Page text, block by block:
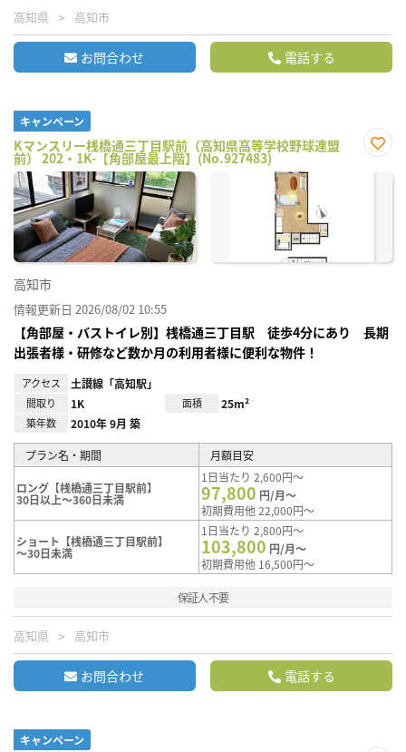
高知県 高知市
お問合わせ 電話する
キャンペーン
Kマンスリー桟橋通三丁目駅前（高知県高等学校野球連盟
前） 202・1K-【角部屋最上階】(No.927483)
に入
高知市
情報更新日 2026/08/02 10:55
【角部屋・バストイレ別】桟橋通三丁目駅 徒歩4分にあり 長期
出張者様・研修など数か月の利用者様に便利な物件！
アクセス 土讃線「高知駅」
間取り 1K 面積 25m²
築年数 2010年 9月 築
プラン名・期間 月額目安
ロング【桟橋通三丁目駅前】
30日以上～360日未満
1日当たり 2,600円～
97,800 円/月～
初期費用他 22,000円～
ショート【桟橋通三丁目駅前】
～30日未満
1日当たり 2,800円～
103,800 円/月～
初期費用他 16,500円～
保証人不要
高知県 高知市
お問合わせ 電話する
キャンペーン